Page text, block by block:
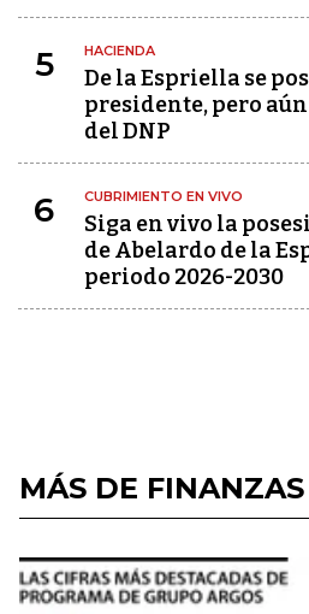
5 HACIENDA
De la Espriella se
presidente, pero
del DNP
6 CUBRIMIENTO EN VIVO
Siga en vivo la
de Abelardo de la
periodo 2026-2030
MÁS DE FINANZAS